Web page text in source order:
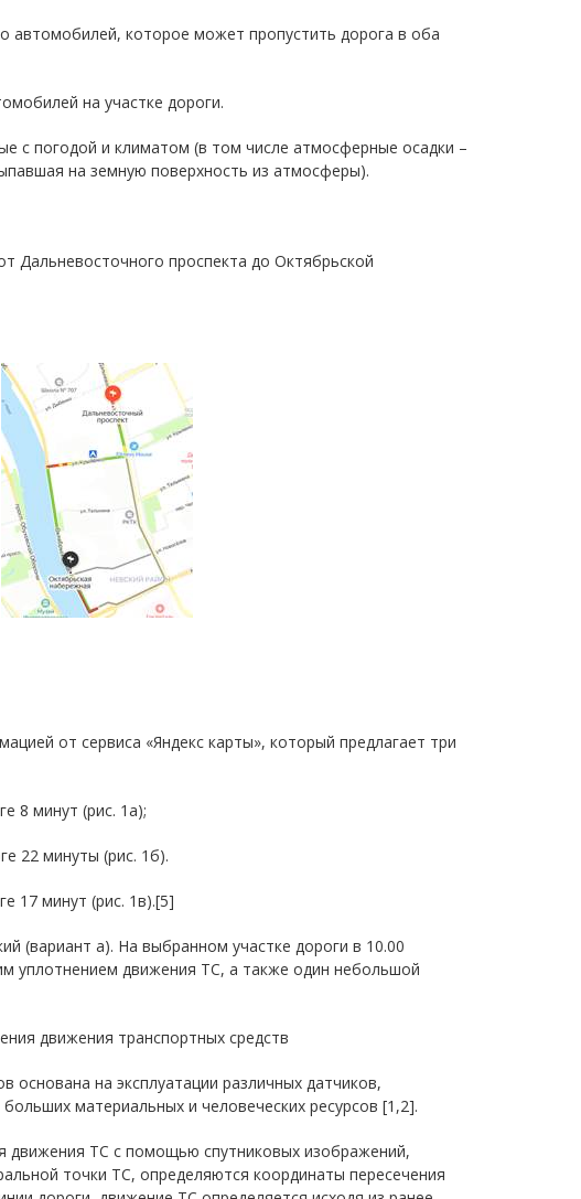
автомобилей, которое может пропустить дорога в оба
на участке дороги.
с погодой и климатом (в том числе атмосферные осадки –
на земную поверхность из атмосферы).
Дальневосточного проспекта до Октябрьской
от сервиса «Яндекс карты», который предлагает три
8 минут (рис. 1а);
22 минуты (рис. 1б).
17 минут (рис. 1в).[5]
(вариант а). На выбранном участке дороги в 10.00
уплотнением движения ТС, а также один небольшой
движения транспортных средств
на эксплуатации различных датчиков,
материальных и человеческих ресурсов [1,2].
движения ТС с помощью спутниковых изображений,
точки ТС, определяются координаты пересечения